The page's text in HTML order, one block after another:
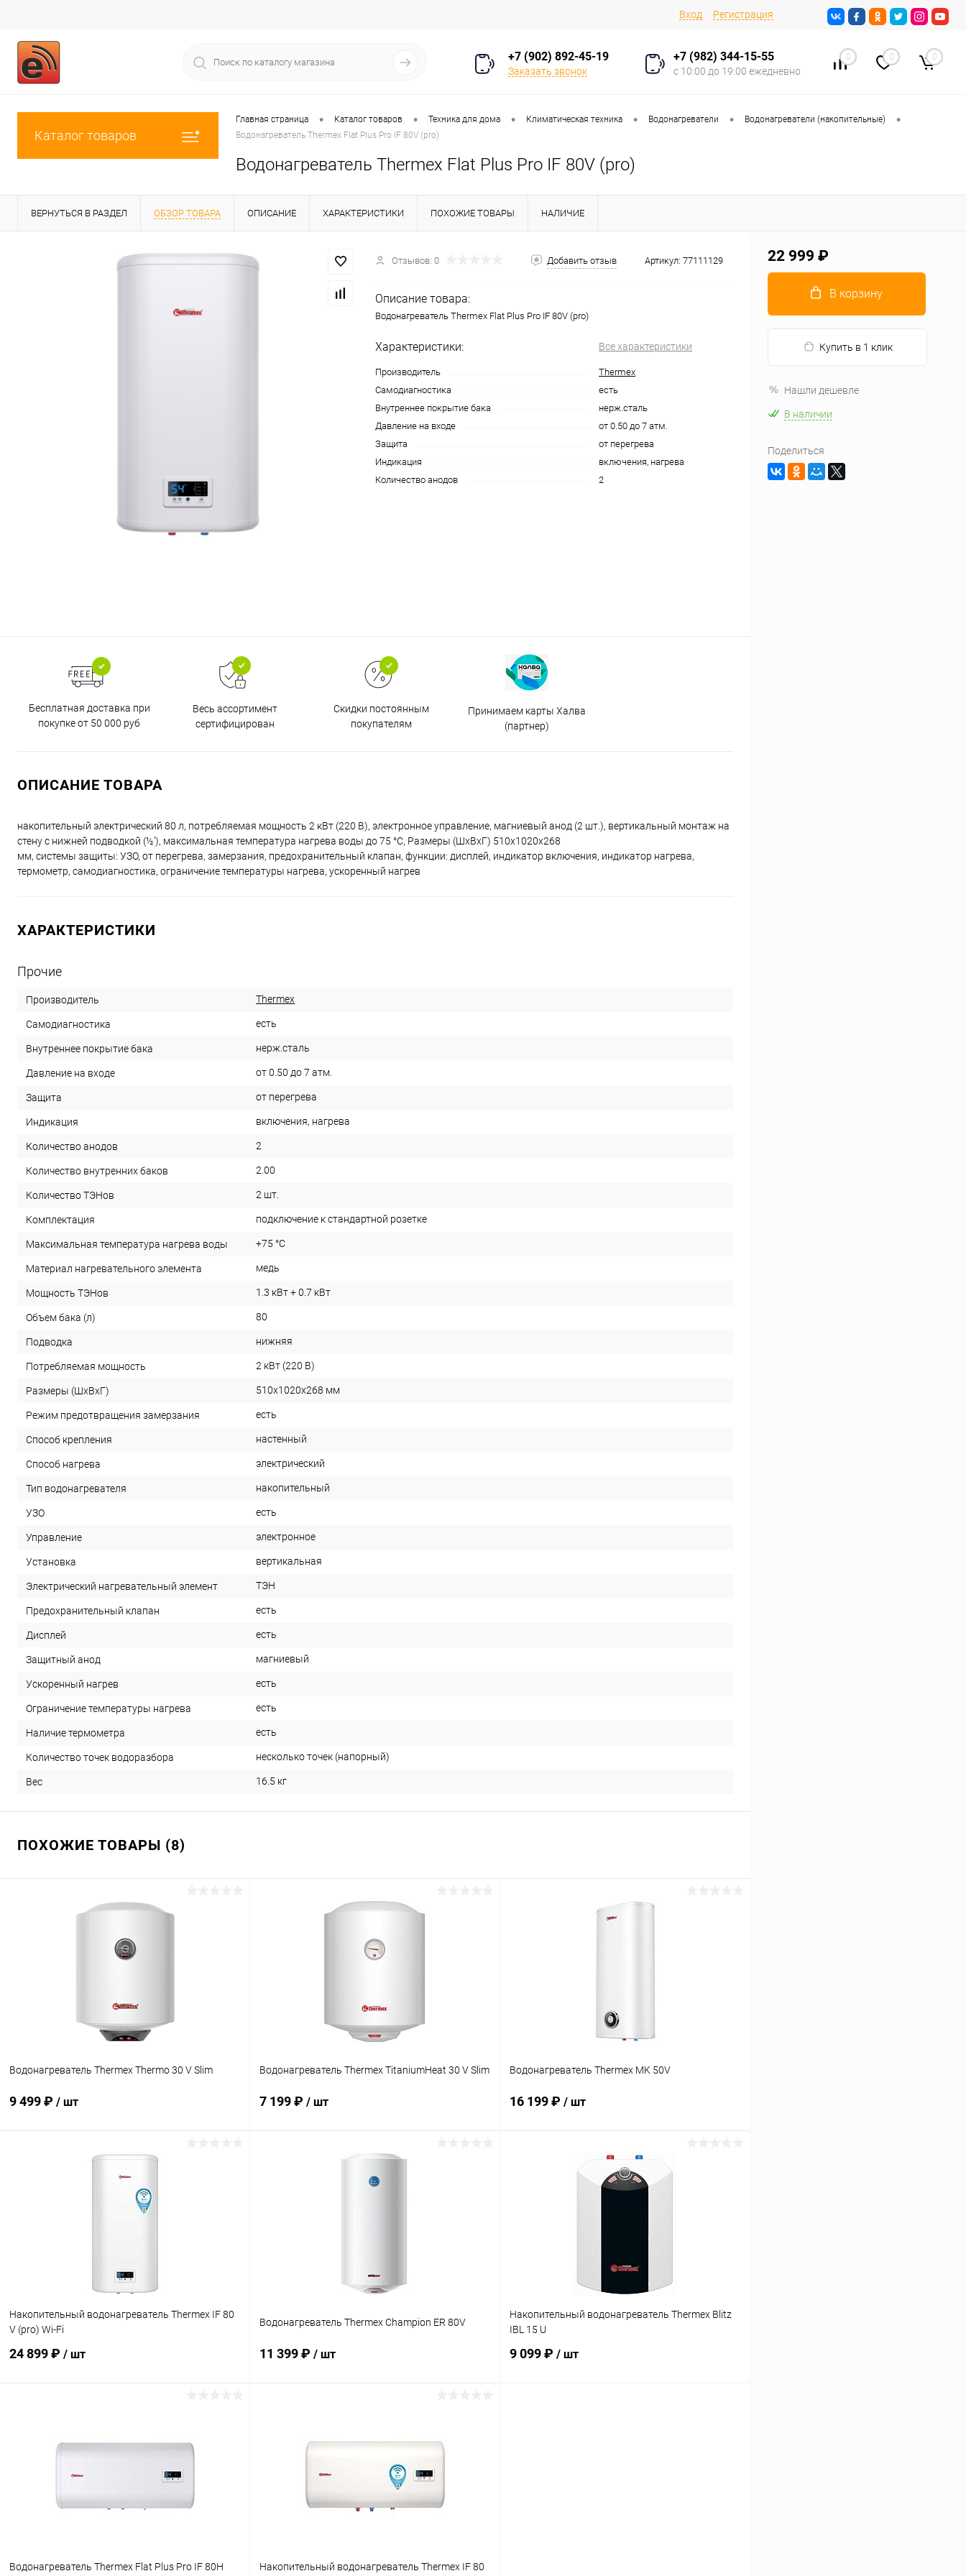
Вход Регистрация
+7 (902) 892-45-19
Заказать звонок
+7 (982) 344-15-55
с 10:00 до 19:00 ежедневно
0 0 0
Каталог товаров
Главная страница • Каталог товаров • Техника для дома • Климатическая техника • Водонагреватели • Водонагреватели (накопительные) •
Водонагреватель Thermex Flat Plus Pro IF 80V (pro)
Водонагреватель Thermex Flat Plus Pro IF 80V (pro)
ВЕРНУТЬСЯ В РАЗДЕЛ ОБЗОР ТОВАРА ОПИСАНИЕ ХАРАКТЕРИСТИКИ ПОХОЖИЕ ТОВАРЫ НАЛИЧИЕ
Отзывов: 0 Добавить отзыв Артикул: 77111129
Описание товара:
Водонагреватель Thermex Flat Plus Pro IF 80V (pro)
Характеристики: Все характеристики
Производитель
Thermex
Самодиагностика
есть
Внутреннее покрытие бака
нерж.сталь
Давление на входе
от 0.50 до 7 атм.
Защита
от перегрева
Индикация
включения, нагрева
Количество анодов
2
Бесплатная доставка при
покупке от 50 000 руб
Весь ассортимент
сертифицирован
Скидки постоянным
покупателям
Принимаем карты Халва
(партнер)
ОПИСАНИЕ ТОВАРА
накопительный электрический 80 л, потребляемая мощность 2 кВт (220 В), электронное управление, магниевый анод (2 шт.), вертикальный монтаж на
стену с нижней подводкой (½'), максимальная температура нагрева воды до 75 °С, Размеры (ШxВxГ) 510x1020x268
мм, системы защиты: УЗО, от перегрева, замерзания, предохранительный клапан, функции: дисплей, индикатор включения, индикатор нагрева,
термометр, самодиагностика, ограничение температуры нагрева, ускоренный нагрев
ХАРАКТЕРИСТИКИ
Прочие
Производитель Thermex
Самодиагностика есть
Внутреннее покрытие бака нерж.сталь
Давление на входе от 0.50 до 7 атм.
Защита от перегрева
Индикация включения, нагрева
Количество анодов 2
Количество внутренних баков 2.00
Количество ТЭНов 2 шт.
Комплектация подключение к стандартной розетке
Максимальная температура нагрева воды +75 °С
Материал нагревательного элемента медь
Мощность ТЭНов 1.3 кВт + 0.7 кВт
Объем бака (л) 80
Подводка нижняя
Потребляемая мощность 2 кВт (220 В)
Размеры (ШхВхГ) 510x1020x268 мм
Режим предотвращения замерзания есть
Способ крепления настенный
Способ нагрева электрический
Тип водонагревателя накопительный
УЗО есть
Управление электронное
Установка вертикальная
Электрический нагревательный элемент ТЭН
Предохранительный клапан есть
Дисплей есть
Защитный анод магниевый
Ускоренный нагрев есть
Ограничение температуры нагрева есть
Наличие термометра есть
Количество точек водоразбора несколько точек (напорный)
Вес 16.5 кг
ПОХОЖИЕ ТОВАРЫ (8)
Водонагреватель Thermex Thermo 30 V Slim
9 499 ₽ / шт
В корзину
Водонагреватель Thermex TitaniumHeat 30 V Slim
7 199 ₽ / шт
В корзину
Водонагреватель Thermex MK 50V
16 199 ₽ / шт
В корзину
Накопительный водонагреватель Thermex IF 80
V (pro) Wi-Fi
24 899 ₽ / шт
Купить в 1 клик К сравнению
В избранное В наличии
Водонагреватель Thermex Champion ER 80V
11 399 ₽ / шт
Купить в 1 клик К сравнению
В избранное В наличии
Накопительный водонагреватель Thermex Blitz
IBL 15 U
9 099 ₽ / шт
Водонагреватель Thermex Flat Plus Pro IF 80H Накопительный водонагреватель Thermex IF 80
22 999 ₽
В корзину
Купить в 1 клик
Нашли дешевле
В наличии
Поделиться